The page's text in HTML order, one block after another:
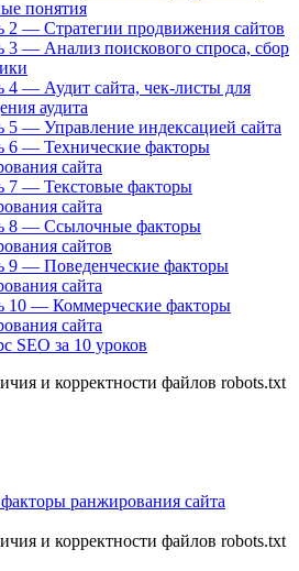
понятия
2 — Стратегии продвижения сайтов
3 — Анализ поискового спроса, сбор
4 — Аудит сайта, чек-листы для
аудита
5 — Управление индексацией сайта
6 — Технические факторы
сайта
7 — Текстовые факторы
сайта
8 — Ссылочные факторы
сайтов
9 — Поведенческие факторы
сайта
10 — Коммерческие факторы
сайта
SEO за 10 уроков
и корректности файлов robots.txt
ранжирования сайта
и корректности файлов robots.txt